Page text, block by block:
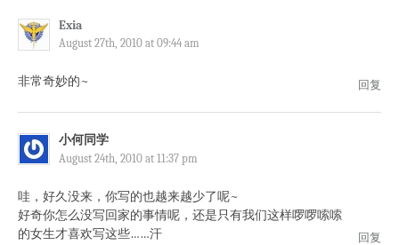
Exia
August 27th, 2010 at 09:44 am
非常奇妙的~ 回复
小何同学
August 24th, 2010 at 11:37 pm
哇，好久没来，你写的也越来越少了呢~
好奇你怎么没写回家的事情呢，还是只有我们这样啰啰嗦嗦
的女生才喜欢写这些……汗
回复